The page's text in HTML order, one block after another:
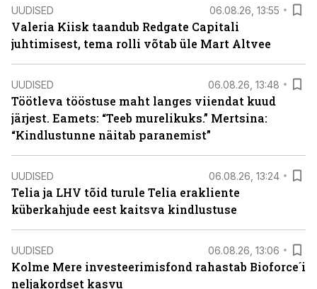
UUDISED 06.08.26, 13:55
Valeria Kiisk taandub Redgate Capitali
juhtimisest, tema rolli võtab üle Mart Altvee
UUDISED 06.08.26, 13:48
Töötleva tööstuse maht langes viiendat kuud
järjest. Eamets: “Teeb murelikuks.” Mertsina:
“Kindlustunne näitab paranemist”
UUDISED 06.08.26, 13:24
Telia ja LHV tõid turule Telia erakliente
küberkahjude eest kaitsva kindlustuse
UUDISED 06.08.26, 13:06
Kolme Mere investeerimisfond rahastab Bioforce´i
neljakordset kasvu